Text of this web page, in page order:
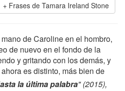
Frases de Tamara Ireland Stone
de Caroline en el hombro,
de nuevo en el fondo de la
y gritando con los demás, y
es distinto, más bien de
la última palabra" (2015),